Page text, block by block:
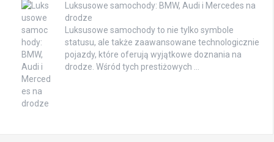
Luksusowe samochody: BMW, Audi i Mercedes na
drodze
Luksusowe samochody to nie tylko symbole
statusu, ale także zaawansowane technologicznie
pojazdy, które oferują wyjątkowe doznania na
drodze. Wśród tych prestiżowych …